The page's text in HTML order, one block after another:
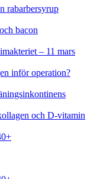
rabarbersyrup
bacon
– 11 mars
inför operation?
och D-vitamin